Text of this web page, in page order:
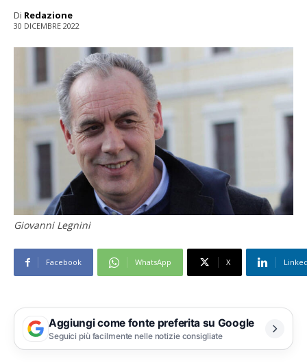
Di Redazione
30 DICEMBRE 2022
Giovanni Legnini
Facebook WhatsApp X
Aggiungi come fonte preferita su Google
Seguici più facilmente nelle notizie consigliate